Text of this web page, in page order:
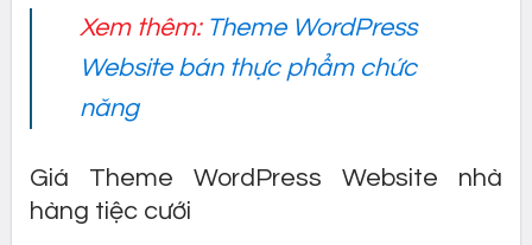
Xem thêm: Theme WordPress
Website bán thực phẩm chức
năng
Giá Theme WordPress Website nhà
hàng tiệc cưới